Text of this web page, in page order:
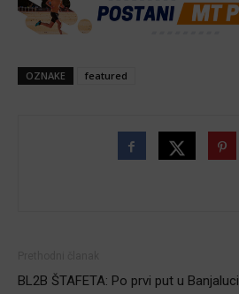
OZNAKE featured
BL2B ŠTAFETA: Po prvi put u Banjaluci